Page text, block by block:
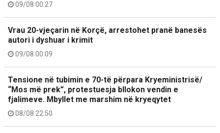
09/08 00:27
Vrau 20-vjeçarin në Korçë, arrestohet pranë banesës
autori i dyshuar i krimit
09/08 00:09
Tensione në tubimin e 70-të përpara Kryeministrisë/
“Mos më prek”, protestuesja bllokon vendin e
fjalimeve. Mbyllet me marshim në kryeqytet
08/08 22:50